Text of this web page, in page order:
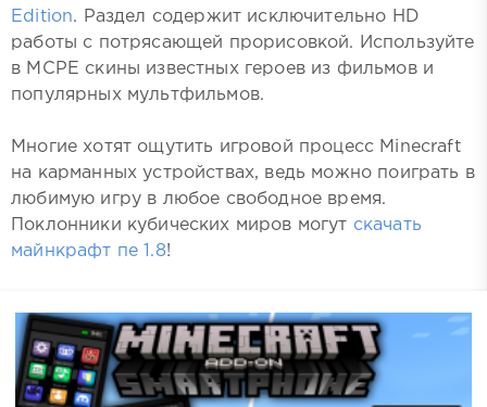
Edition. Раздел содержит исключительно HD
работы с потрясающей прорисовкой. Используйте
в MCPE скины известных героев из фильмов и
популярных мультфильмов.
Многие хотят ощутить игровой процесс Minecraft
на карманных устройствах, ведь можно поиграть в
любимую игру в любое свободное время.
Поклонники кубических миров могут скачать
майнкрафт пе 1.8!